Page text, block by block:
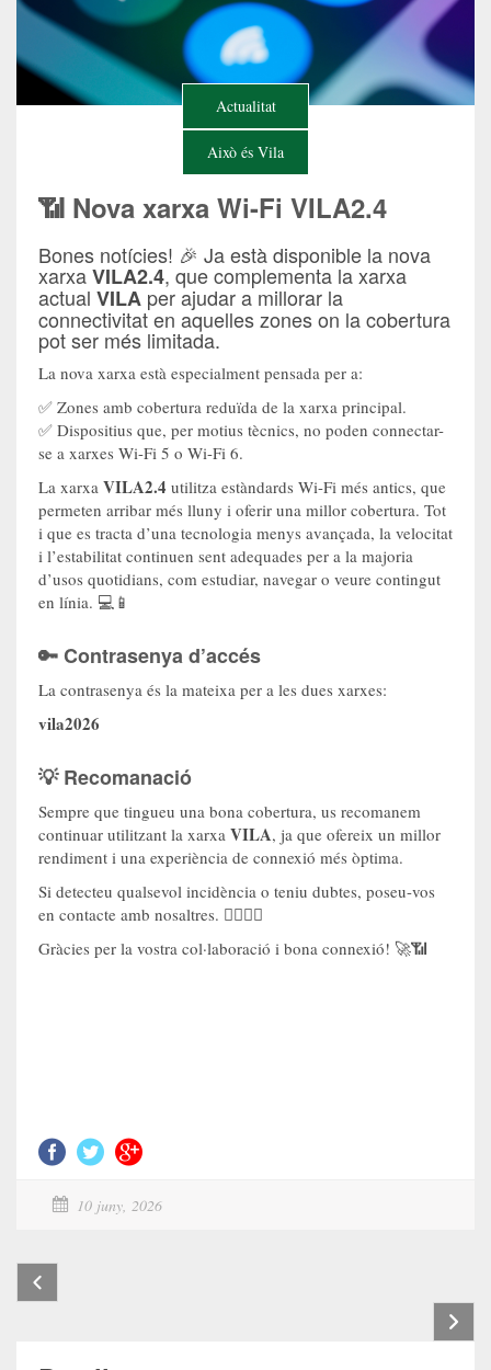
Actualitat
Això és Vila
📶 Nova xarxa Wi-Fi VILA2.4
Bones notícies! 🎉 Ja està disponible la nova
xarxaVILA2.4, que complementa la xarxa
actual VILA per ajudar a millorar la
connectivitat en aquelles zones on la cobertura
pot ser més limitada.
La nova xarxa està especialment pensada per a:
✅ Zones amb cobertura reduïda de la xarxa principal.
✅ Dispositius que, per motius tècnics, no poden connectar-
se a xarxes Wi-Fi 5 o Wi-Fi 6.
La xarxa VILA2.4 utilitza estàndards Wi-Fi més antics, que
permeten arribar més lluny i oferir una millor cobertura. Tot
i que es tracta d’una tecnologia menys avançada, la velocitat
i l’estabilitat continuen sent adequades per a la majoria
d’usos quotidians, com estudiar, navegar o veure contingut
en línia. 💻📱
🔑 Contrasenya d’accés
La contrasenya és la mateixa per a les dues xarxes:
vila2026
💡 Recomanació
Sempre que tingueu una bona cobertura, us recomanem
continuar utilitzant la xarxa VILA, ja que ofereix un millor
rendiment i una experiència de connexió més òptima.
Si detecteu qualsevol incidència o teniu dubtes, poseu-vos
en contacte amb nosaltres. 🙋‍♀️🙋‍♂️
Gràcies per la vostra col·laboració i bona connexió! 🚀📶
10 juny, 2026